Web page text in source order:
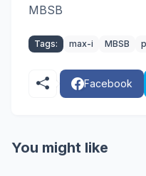
MBSB
Tags: max-i MBSB
Facebook
You might like